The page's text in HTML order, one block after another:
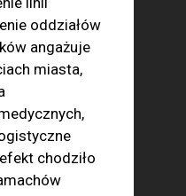
oddziałów
angażuje
miasta,
chodziło